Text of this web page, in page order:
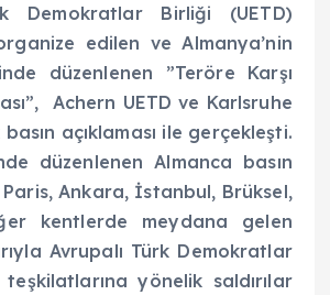
Demokratlar Birliği (UETD)
edilen ve Almanya’nin
düzenlenen ”Teröre Karşı
Achern UETD ve Karlsruhe
açıklaması ile gerçekleşti.
düzenlenen Almanca basın
Paris, Ankara, İstanbul, Brüksel,
kentlerde meydana gelen
Avrupalı Türk Demokratlar
teşkilatlarına yönelik saldırılar